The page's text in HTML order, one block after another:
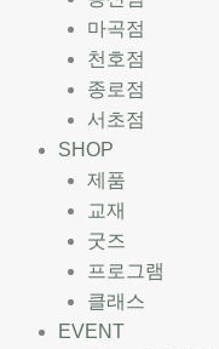
마곡점
천호점
종로점
서초점
SHOP
제품
교재
굿즈
프로그램
클래스
EVENT